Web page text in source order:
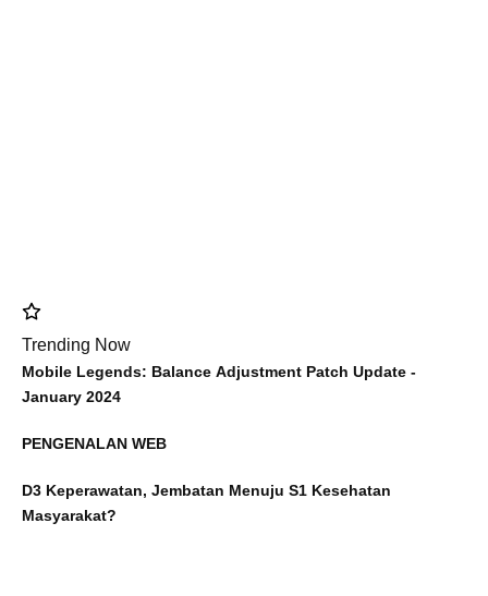
Trending Now
Mobile Legends: Balance Adjustment Patch Update -
January 2024
PENGENALAN WEB
D3 Keperawatan, Jembatan Menuju S1 Kesehatan
Masyarakat?